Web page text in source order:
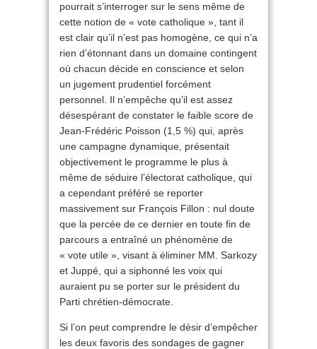
pourrait s’interroger sur le sens même de
cette notion de « vote catholique », tant il
est clair qu’il n’est pas homogène, ce qui n’a
rien d’étonnant dans un domaine contingent
où chacun décide en conscience et selon
un jugement prudentiel forcément
personnel. Il n’empêche qu’il est assez
désespérant de constater le faible score de
Jean-Frédéric Poisson (1,5 %) qui, après
une campagne dynamique, présentait
objectivement le programme le plus à
même de séduire l’électorat catholique, qui
a cependant préféré se reporter
massivement sur François Fillon : nul doute
que la percée de ce dernier en toute fin de
parcours a entraîné un phénomène de
« vote utile », visant à éliminer MM. Sarkozy
et Juppé, qui a siphonné les voix qui
auraient pu se porter sur le président du
Parti chrétien-démocrate.
Si l’on peut comprendre le désir d’empêcher
les deux favoris des sondages de gagner